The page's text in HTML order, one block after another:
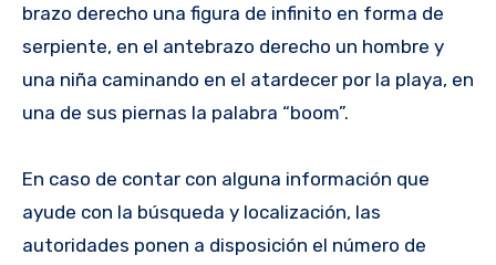
brazo derecho una figura de infinito en forma de
serpiente, en el antebrazo derecho un hombre y
una niña caminando en el atardecer por la playa, en
una de sus piernas la palabra “boom”.
En caso de contar con alguna información que
ayude con la búsqueda y localización, las
autoridades ponen a disposición el número de